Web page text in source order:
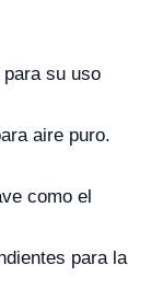
su uso
aire puro.
como el
para la